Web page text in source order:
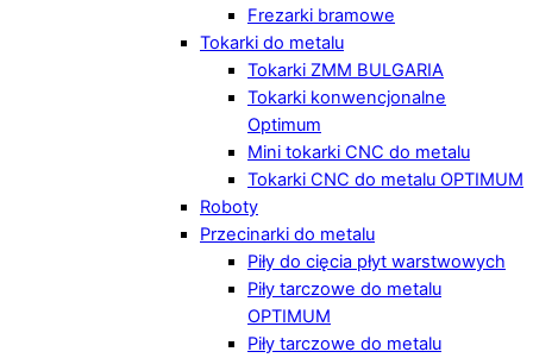
Frezarki bramowe
Tokarki do metalu
Tokarki ZMM BULGARIA
Tokarki konwencjonalne
Optimum
Mini tokarki CNC do metalu
Tokarki CNC do metalu OPTIMUM
Roboty
Przecinarki do metalu
Piły do cięcia płyt warstwowych
Piły tarczowe do metalu
OPTIMUM
Piły tarczowe do metalu